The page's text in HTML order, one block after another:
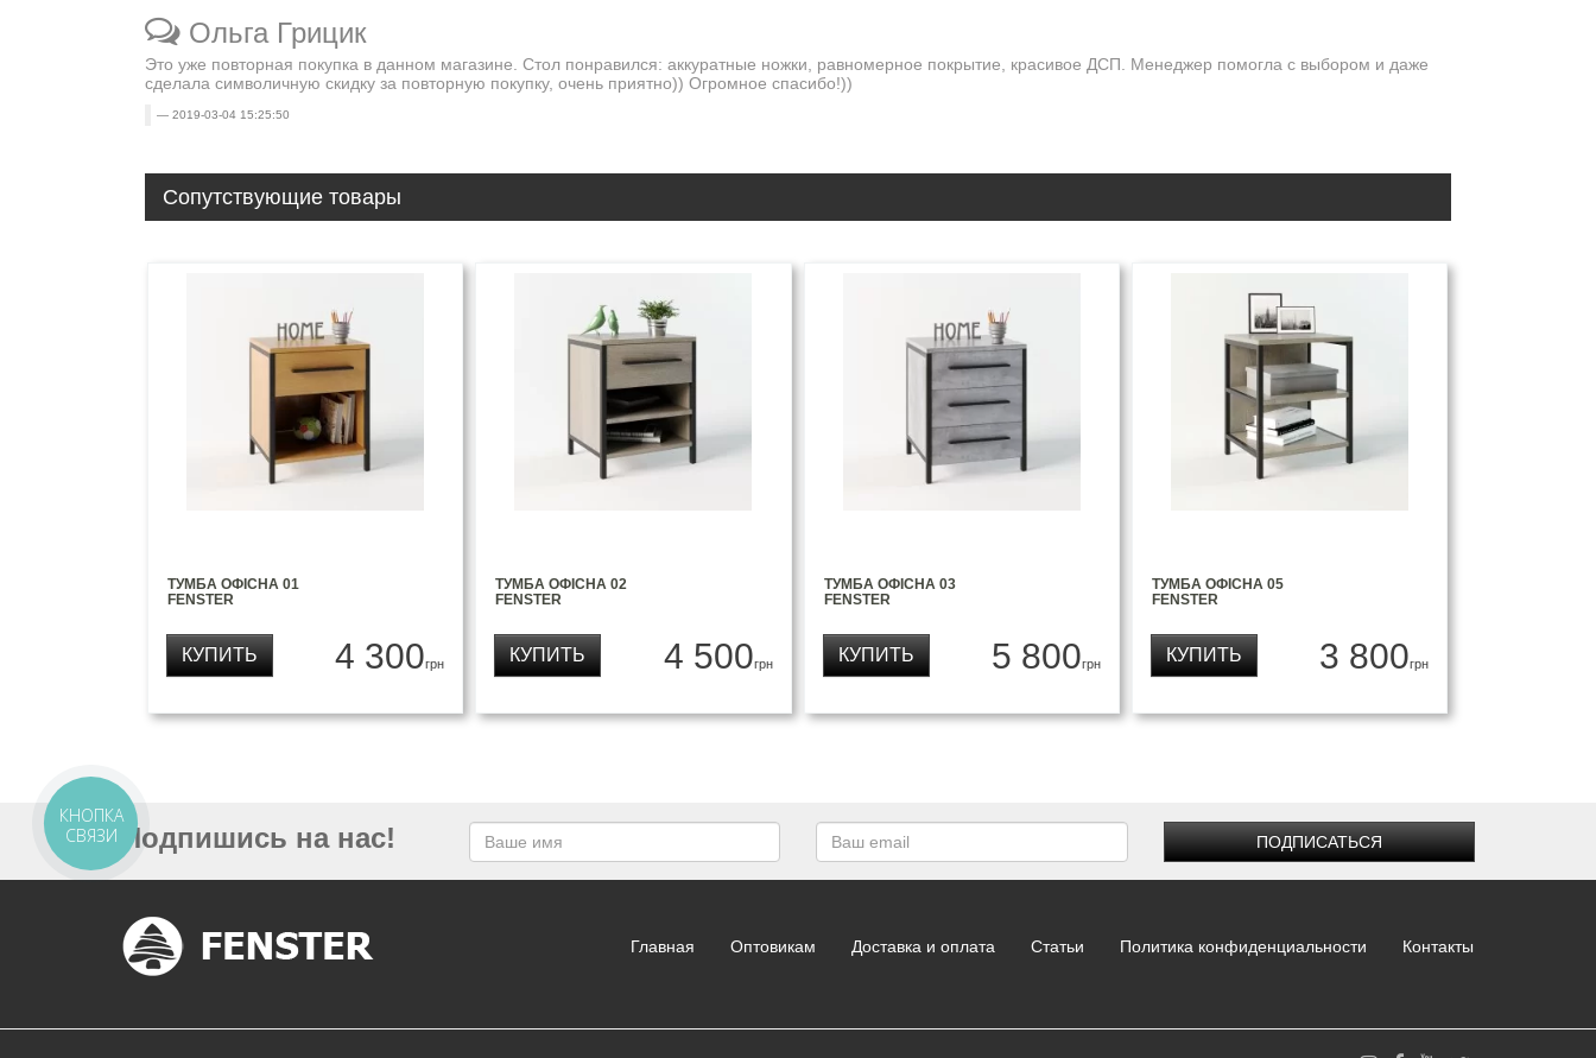
Ольга Грицик
Это уже повторная покупка в данном магазине. Стол понравился: аккуратные ножки, равномерное покрытие, красивое ДСП. Менеджер помогла с выбором и даже
сделала символичную скидку за повторную покупку, очень приятно)) Огромное спасибо!))
2019-03-04 15:25:50
Сопутствующие товары
ТУМБА ОФІСНА 01
FENSTER
4 300грн
КУПИТЬ
ТУМБА ОФІСНА 02
FENSTER
4 500грн
КУПИТЬ
ТУМБА ОФІСНА 03
FENSTER
5 800грн
КУПИТЬ
ТУМБА ОФІСНА 05
FENSTER
3 800грн
КУПИТЬ
Подпишись на нас! ПОДПИСАТЬСЯ
Главная Оптовикам Доставка и оплата Статьи Политика конфиденциальности Контакты
КНОПКА
СВЯЗИ